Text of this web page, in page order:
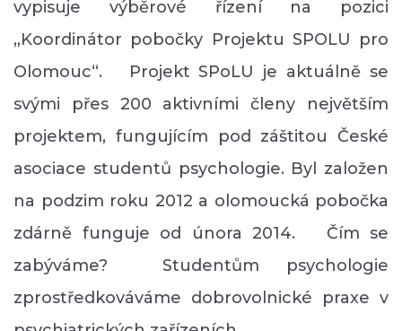
vypisuje výběrové řízení na pozici
„Koordinátor pobočky Projektu SPOLU pro
Olomouc“. Projekt SPoLU je aktuálně se
svými přes 200 aktivními členy největším
projektem, fungujícím pod záštitou České
asociace studentů psychologie. Byl založen
na podzim roku 2012 a olomoucká pobočka
zdárně funguje od února 2014. Čím se
zabýváme? Studentům psychologie
zprostředkováváme dobrovolnické praxe v